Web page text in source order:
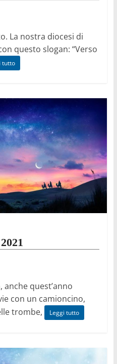
La nostra diocesi di
questo slogan: “Verso
tutto
anche quest’anno
con un camioncino,
trombe,
Leggi tutto